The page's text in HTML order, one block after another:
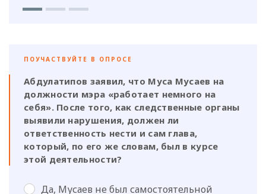
ПОУЧАСТВУЙТЕ В ОПРОСЕ
Абдулатипов заявил, что Муса Мусаев на
должности мэра «работает немного на
себя». После того, как следственные органы
выявили нарушения, должен ли
ответственность нести и сам глава,
который, по его же словам, был в курсе
этой деятельности?
Да, Мусаев не был самостоятельной